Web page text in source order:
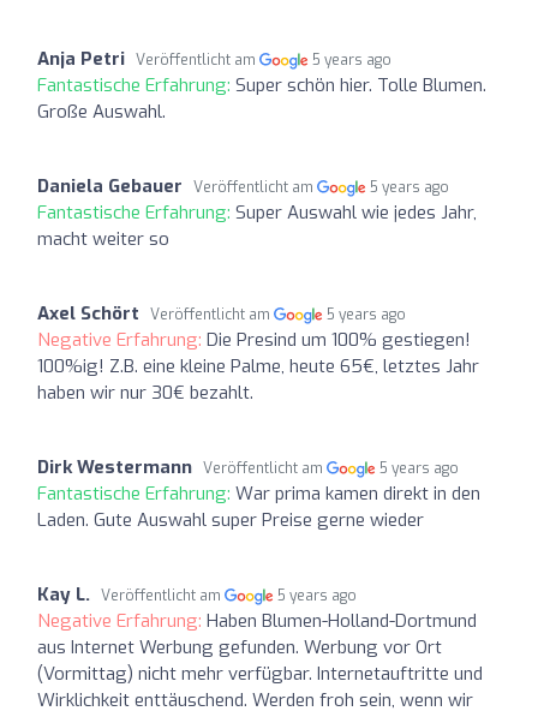
Anja Petri Veröffentlicht am 5 years ago
Fantastische Erfahrung: Super schön hier. Tolle Blumen.
Große Auswahl.
Daniela Gebauer Veröffentlicht am 5 years ago
Fantastische Erfahrung: Super Auswahl wie jedes Jahr,
macht weiter so
Axel Schört Veröffentlicht am 5 years ago
Negative Erfahrung: Die Presind um 100% gestiegen!
100%ig! Z.B. eine kleine Palme, heute 65€, letztes Jahr
haben wir nur 30€ bezahlt.
Dirk Westermann Veröffentlicht am 5 years ago
Fantastische Erfahrung: War prima kamen direkt in den
Laden. Gute Auswahl super Preise gerne wieder
Kay L. Veröffentlicht am 5 years ago
Negative Erfahrung: Haben Blumen-Holland-Dortmund
aus Internet Werbung gefunden. Werbung vor Ort
(Vormittag) nicht mehr verfügbar. Internetauftritte und
Wirklichkeit enttäuschend. Werden froh sein, wenn wir